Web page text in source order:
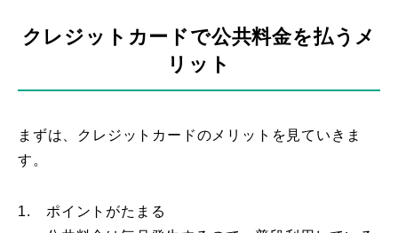
クレジットカードで公共料金を払うメ
リット
まずは、クレジットカードのメリットを見ていきま
す。
1.
ポイントがたまる